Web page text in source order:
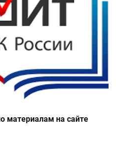
материалам на сайте